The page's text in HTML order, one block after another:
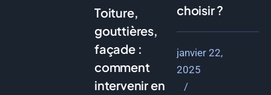
Toiture,
gouttières,
façade :
comment
intervenir en
choisir ?
janvier 22,
2025